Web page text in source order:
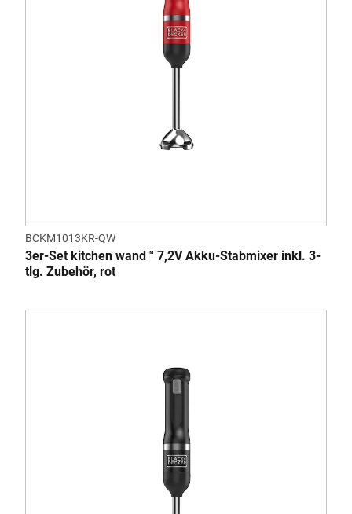
BCKM1013KR-QW
3er-Set kitchen wand™ 7,2V Akku-Stabmixer inkl. 3-
tlg. Zubehör, rot